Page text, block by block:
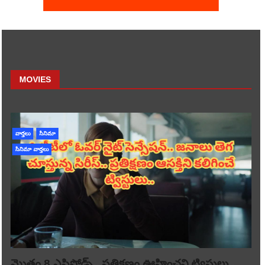
MOVIES
వార్తలు సినిమా
సినిమా వార్తలు